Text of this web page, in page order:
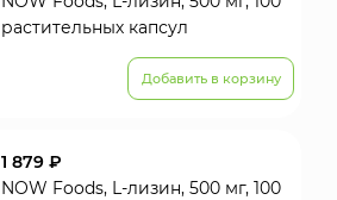
растительных капсул
Добавить в корзину
1 879 ₽
NOW Foods, L-лизин, 500 мг, 100